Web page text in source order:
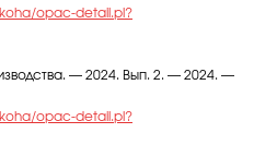
opac-detail.pl?
— 2024. Вып. 2. — 2024. —
opac-detail.pl?